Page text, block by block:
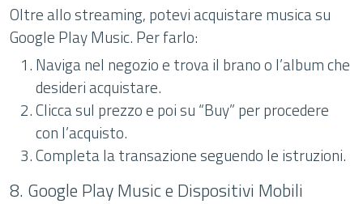
Oltre allo streaming, potevi acquistare musica su
Google Play Music. Per farlo:
Naviga nel negozio e trova il brano o l’album che
desideri acquistare.
Clicca sul prezzo e poi su “Buy” per procedere
con l’acquisto.
Completa la transazione seguendo le istruzioni.
8. Google Play Music e Dispositivi Mobili